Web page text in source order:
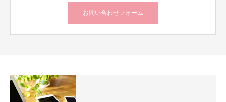
お問い合わせフォーム